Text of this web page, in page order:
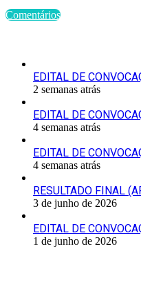
Comentários
EDITAL DE
2 semanas atrás
EDITAL DE
4 semanas atrás
EDITAL DE
4 semanas atrás
RESULTADO FINAL
3 de junho de 2026
EDITAL DE
1 de junho de 2026